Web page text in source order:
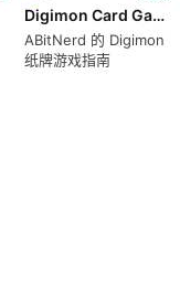
Digimon Card Game
ABitNerd 的 Digimon
纸牌游戏指南